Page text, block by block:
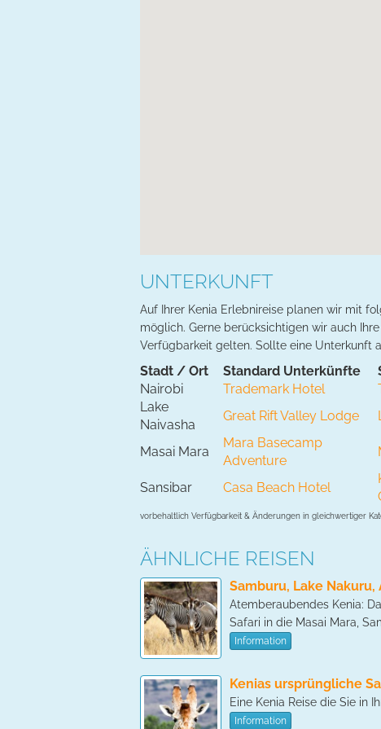
UNTERKUNFT
Auf Ihrer Kenia Erlebnireise planen wir mit
möglich. Gerne berücksichtigen wir auch
Verfügbarkeit gelten. Sollte eine Unterkunft
Stadt / Ort Standard Unterkünfte
Nairobi
Trademark Hotel
Lake
Naivasha
Great Rift Valley Lodge
Masai Mara
Mara Basecamp
Adventure
Sansibar Casa Beach Hotel
vorbehaltlich Verfügbarkeit & Änderungen in gleichwertiger
ÄHNLICHE REISEN
Samburu, Lake Nakuru,
Atemberaubendes Kenia:
Safari in die Masai Mara,
Information
Kenias ursprüngliche
Eine Kenia Reise die Sie in
Information